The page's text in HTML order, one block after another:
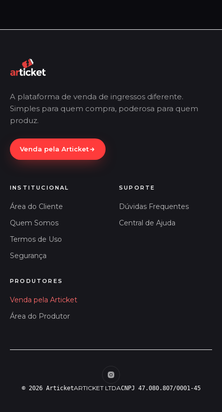
A plataforma de venda de ingressos diferente.
Simples para quem compra, poderosa para quem
produz.
Venda pela Articket
INSTITUCIONAL
Área do Cliente
Quem Somos
Termos de Uso
Segurança
SUPORTE
Dúvidas Frequentes
Central de Ajuda
PRODUTORES
Venda pela Articket
Área do Produtor
© 2026 ArticketARTICKET LTDACNPJ 47.080.807/0001-45